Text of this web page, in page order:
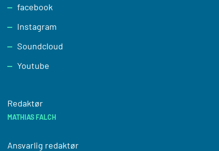
facebook
Instagram
Soundcloud
Youtube
Redaktør
MATHIAS FALCH
Ansvarlig redaktør